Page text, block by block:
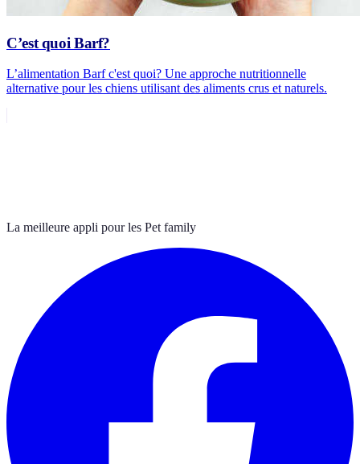
C’est quoi Barf?
L’alimentation Barf c'est quoi? Une approche nutritionnelle
alternative pour les chiens utilisant des aliments crus et naturels.
La meilleure appli pour les Pet family